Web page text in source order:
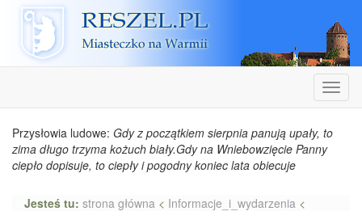
Reszel
Przysłowia ludowe: Gdy z początkiem sierpnia panują upały, to
zima długo trzyma kożuch biały.Gdy na Wniebowzięcie Panny
ciepło dopisuje, to ciepły i pogodny koniec lata obiecuje
Jesteś tu: strona główna < Informacje_i_wydarzenia <